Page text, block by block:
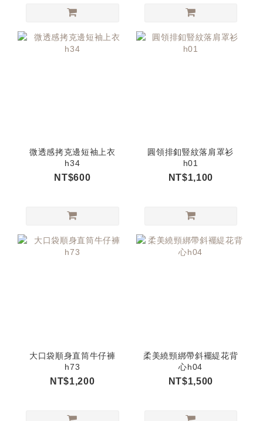
微透感拷克邊短袖上衣
h34
NT$600
圓領排釦豎紋落肩罩衫
h01
NT$1,100
大口袋順身直筒牛仔褲
h73
NT$1,200
柔美繞頸綁帶斜襬緹花背
心h04
NT$1,500